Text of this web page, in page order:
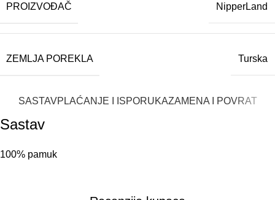
PROIZVOĐAČ NipperLand
ZEMLJA POREKLA Turska
SASTAVPLAĆANJE I ISPORUKAZAMENA I POVRAT
Sastav
100% pamuk